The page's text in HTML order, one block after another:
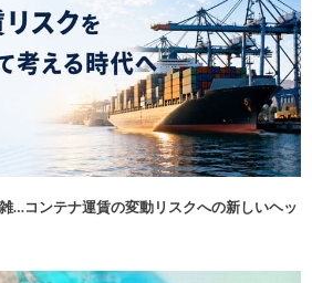
…コンテナ運賃の変動リスクへの新しいヘッ